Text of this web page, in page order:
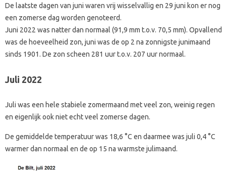
De laatste dagen van juni waren vrij wisselvallig en 29 juni kon er nog
een zomerse dag worden genoteerd.
Juni 2022 was natter dan normaal (91,9 mm t.o.v. 70,5 mm). Opvallend
was de hoeveelheid zon, juni was de op 2 na zonnigste junimaand
sinds 1901. De zon scheen 281 uur t.o.v. 207 uur normaal.
Juli 2022
Juli was een hele stabiele zomermaand met veel zon, weinig regen
en eigenlijk ook niet echt veel zomerse dagen.
De gemiddelde temperatuur was 18,6 °C en daarmee was juli 0,4 °C
warmer dan normaal en de op 15 na warmste julimaand.